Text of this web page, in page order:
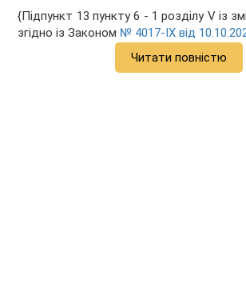
{Підпункт 13 пункту 6 - 1 розділу V із
згідно із Законом № 4017-IX від
Читати повністю